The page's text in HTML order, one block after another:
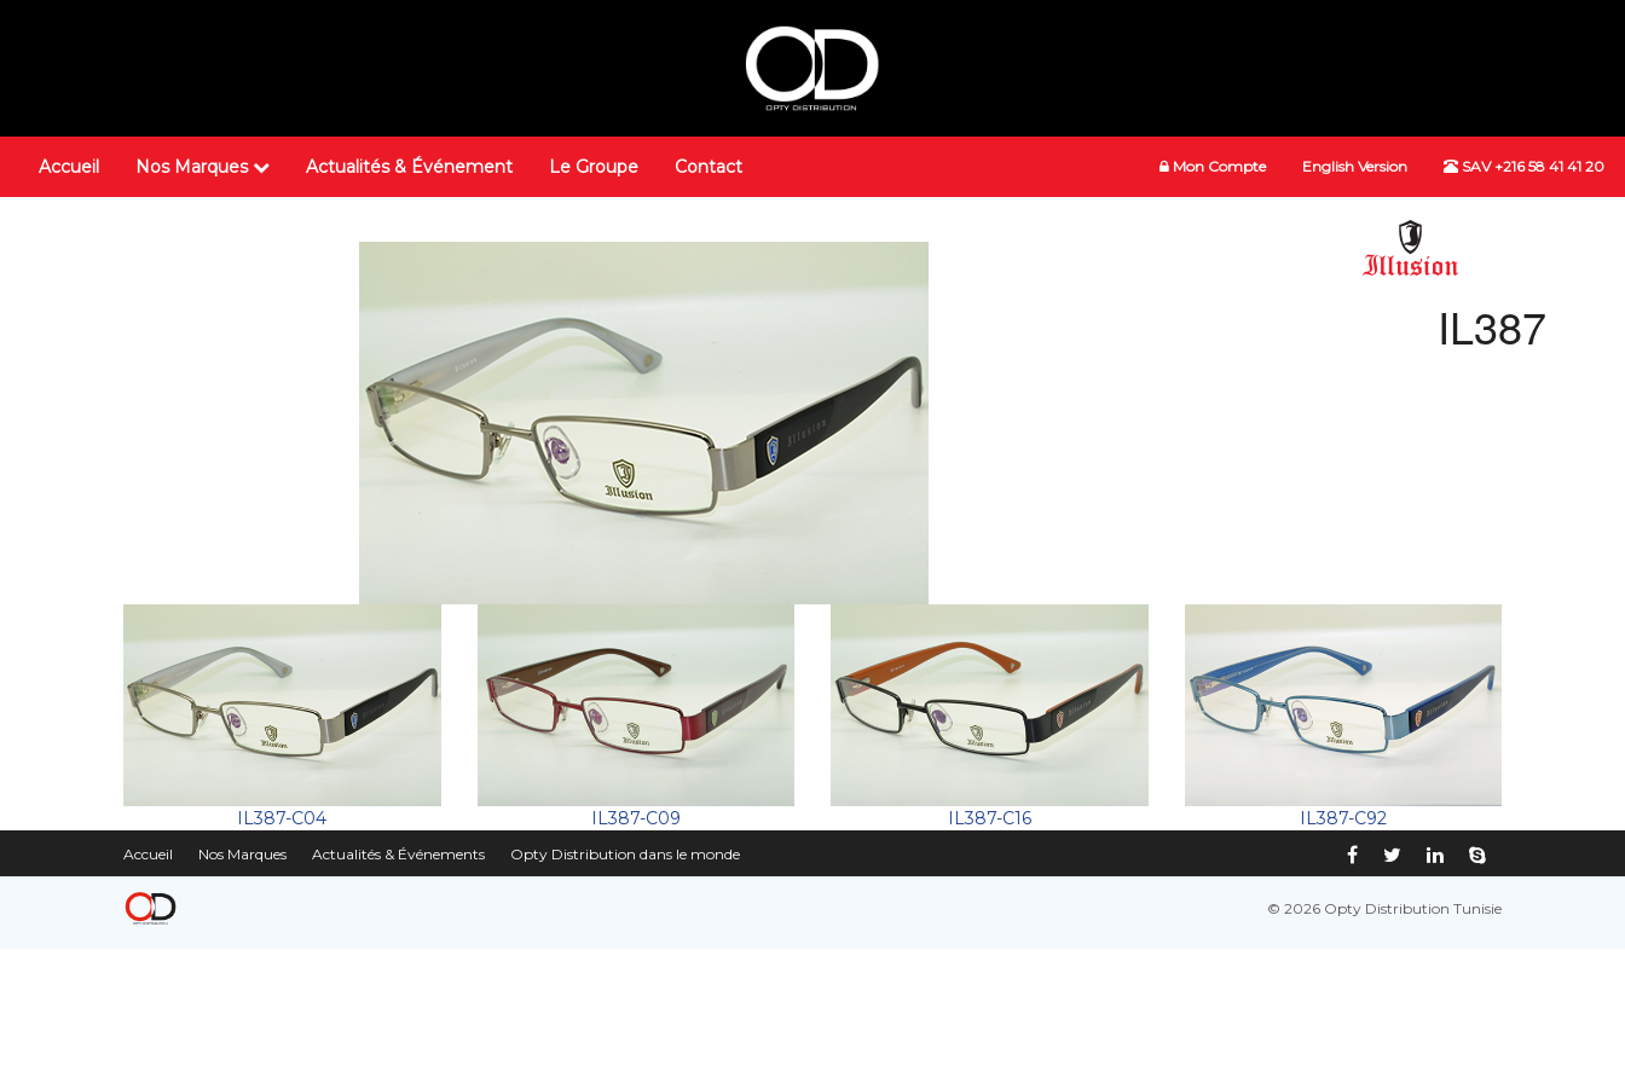
Accueil Nos Marques Actualités & Événement Le Groupe Contact Mon Compte English Version SAV +216 58 41 41 20
IL387
IL387-C04 IL387-C09 IL387-C16 IL387-C92
Accueil Nos Marques Actualités & Événements Opty Distribution dans le monde
© 2026 Opty Distribution Tunisie